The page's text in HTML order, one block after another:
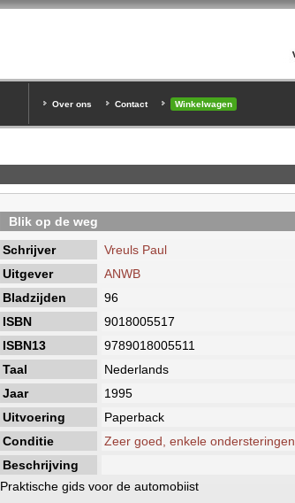
Over ons
Contact Winkelwagen
Blik op de weg
Schrijver
Vreuls Paul
Uitgever
ANWB
Bladzijden
96
ISBN
9018005517
ISBN13
9789018005511
Taal
Nederlands
Jaar
1995
Uitvoering
Paperback
Conditie
Zeer goed, enkele ondersteringen
Beschrijving
Praktische gids voor de automobiist